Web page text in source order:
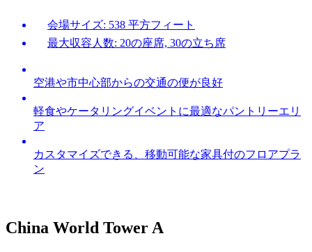
会場サイズ: 538 平方フィート
最大収容人数: 20の座席, 30の立ち席
空港や市中心部からの交通の便が良好
軽食やケータリングイベントに最適なパントリーエリ
ア
カスタマイズできる、移動可能な家具付のフロアプラ
ン
China World Tower A